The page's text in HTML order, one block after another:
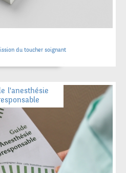
du toucher soignant
l'anesthésie